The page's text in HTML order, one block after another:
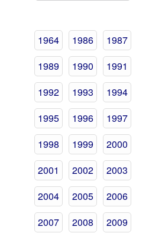
1964 1986
1987
1989
1990
1991
1992
1993
1994
1995
1996
1997
1998
1999
2000
2001
2002
2003
2004
2005
2006
2007
2008
2009